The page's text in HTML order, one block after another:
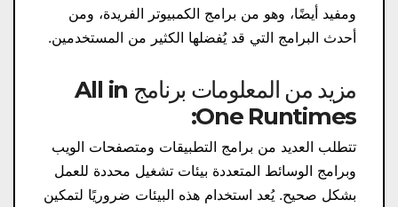
ومفيد أيضًا، وهو من برامج الكمبيوتر الفريدة، ومن
أحدث البرامج التي قد يُفضلها الكثير من المستخدمين.
مزيد من المعلومات برنامج All in
One Runtimes:
تتطلب العديد من برامج التطبيقات ومتصفحات الويب
وبرامج الوسائط المتعددة بيئات تشغيل محددة للعمل
بشكل صحيح. يُعد استخدام هذه البيئات ضروريًا لتمكين